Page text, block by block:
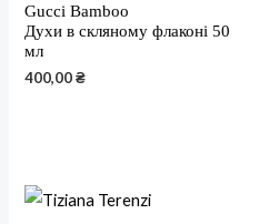
Gucci Bamboo
Духи в скляному флаконі 50
мл
400,00₴